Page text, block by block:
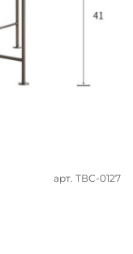
арт. ТВС-0127